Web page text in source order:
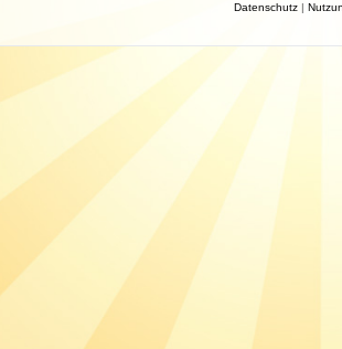
Datenschutz|